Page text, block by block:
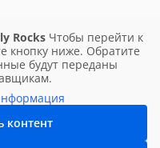
Rocks Чтобы перейти к
кнопку ниже. Обратите
будут переданы
контент